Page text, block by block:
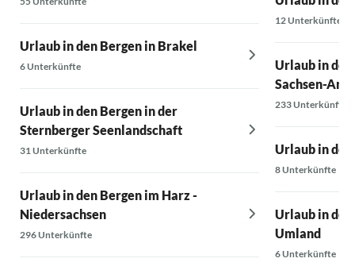
Urlaub in den Bergen in Brakel
6 Unterkünfte
Urlaub in den Bergen in der
Sternberger Seenlandschaft
31 Unterkünfte
Urlaub in den Bergen im Harz -
Niedersachsen
296 Unterkünfte
12 Unterkünfte
Urlaub in
Sachsen-
233 Unterkünfte
Urlaub in den
8 Unterkünfte
Urlaub in
Umland
6 Unterkünfte